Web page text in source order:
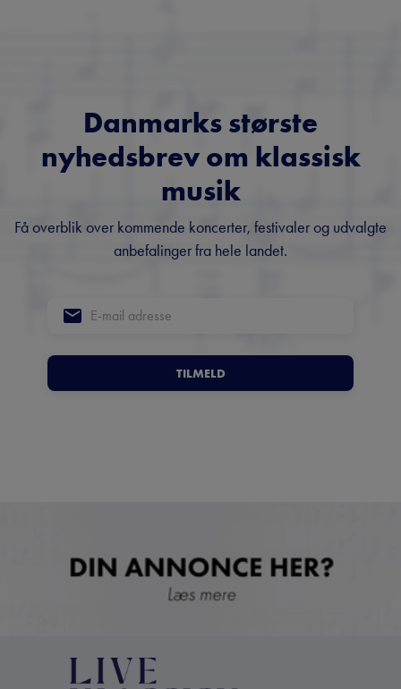
Danmarks største
nyhedsbrev om klassisk
musik
Få overblik over kommende koncerter, festivaler og udvalgte
anbefalinger fra hele landet.
TILMELD